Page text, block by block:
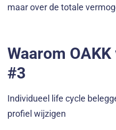
maar over de totale
Waarom
#3
Individueel life cycle
profiel wijzigen